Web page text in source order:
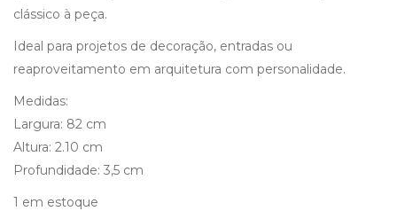
clássico à peça.
Ideal para projetos de decoração, entradas ou
reaproveitamento em arquitetura com personalidade.
Medidas:
Largura: 82 cm
Altura: 2.10 cm
Profundidade: 3,5 cm
1 em estoque